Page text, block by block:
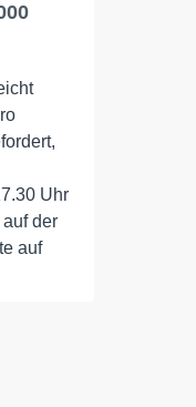
Uhr
der
auf